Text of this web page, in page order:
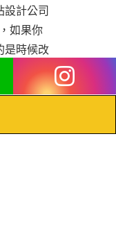
設計公司
如果你
是時候改
績成長
為附加價
絕對是